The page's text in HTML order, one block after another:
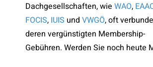
Dachgesellschaften, wie WAO,
FOCIS, IUIS und VWGÖ, oft
deren vergünstigten Membership-
Gebühren. Werden Sie noch heute